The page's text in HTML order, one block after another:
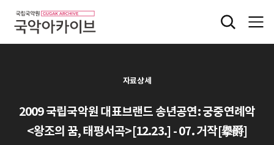
자료상세
2009 국립국악원 대표브랜드 송년공연: 궁중연례악
<왕조의 꿈, 태평서곡>[12.23.] - 07. 거작[擧爵]